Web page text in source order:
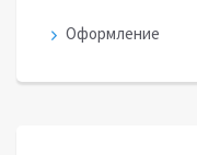
Оформление